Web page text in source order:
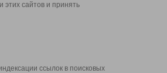
сайтов и принять
ссылок в поисковых